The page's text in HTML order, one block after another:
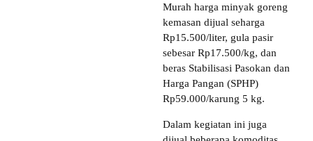
Murah harga minyak goreng
kemasan dijual seharga
Rp15.500/liter, gula pasir
sebesar Rp17.500/kg, dan
beras Stabilisasi Pasokan dan
Harga Pangan (SPHP)
Rp59.000/karung 5 kg.
Dalam kegiatan ini juga